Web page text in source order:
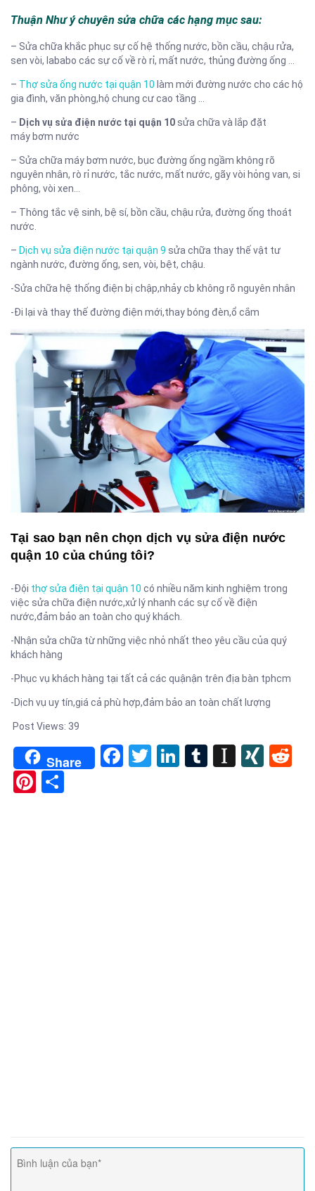
Thuận Như ý chuyên sửa chữa các hạng mục sau:
– Sửa chữa khắc phục sự cố hệ thống nước, bồn cầu, chậu rửa,
sen vòi, lababo các sự cố về rò rỉ, mất nước, thủng đường ống …
– Thợ sửa ống nước tại quận 10 làm mới đường nước cho các hộ
gia đình, văn phòng,hộ chung cư cao tầng …
– Dịch vụ sửa điện nước tại quận 10 sửa chữa và lắp đặt
máy bơm nước
– Sửa chữa máy bơm nước, bục đường ống ngầm không rõ
nguyên nhân, rò rỉ nước, tắc nước, mất nước, gãy vòi hỏng van, si
phông, vòi xen…
– Thông tắc vệ sinh, bệ sí, bồn cầu, chậu rửa, đường ống thoát
nước.
– Dịch vụ sửa điện nước tại quận 9 sửa chữa thay thế vật tư
ngành nước, đường ống, sen, vòi, bệt, chậu.
-Sửa chữa hệ thống điện bị chập,nhảy cb không rõ nguyên nhân
-Đi lại và thay thế đường điện mới,thay bóng đèn,ổ cắm
Tại sao bạn nên chọn dịch vụ sửa điện nước
quận 10 của chúng tôi?
-Đội thợ sửa điện tại quận 10 có nhiều năm kinh nghiệm trong
việc sửa chữa điện nước,xử lý nhanh các sự cố về điện
nước,đảm bảo an toàn cho quý khách.
-Nhận sửa chữa từ những việc nhỏ nhất theo yêu cầu của quý
khách hàng
-Phục vụ khách hàng tại tất cả các quậnận trên địa bàn tphcm
-Dịch vụ uy tín,giá cả phù hợp,đảm bảo an toàn chất lượng
Post Views: 39
Share Facebook
TwitterLinkedIn
Tumblr
Pinterest